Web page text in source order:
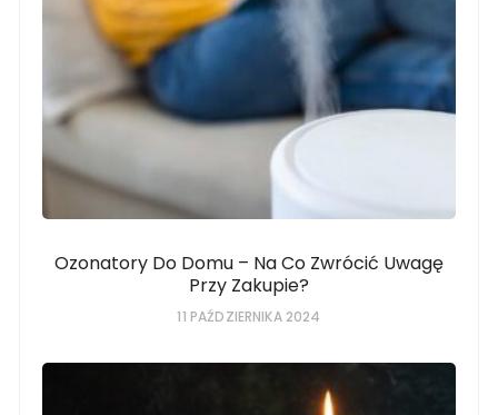
Ozonatory Do Domu – Na Co Zwrócić Uwagę
Przy Zakupie?
11 PAŹDZIERNIKA 2024